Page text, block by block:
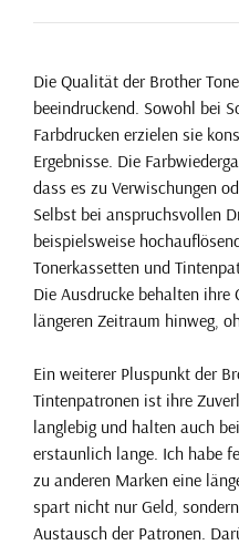
Die Qualität der Brother
beeindruckend. Sowohl bei
Farbdrucken erzielen sie
Ergebnisse. Die
dass es zu Verwischungen
Selbst bei anspruchsvollen
beispielsweise
Tonerkassetten und
Die Ausdrucke behalten
längeren Zeitraum hinweg,
Ein weiterer Pluspunkt der
Tintenpatronen ist ihre
langlebig und halten auch
erstaunlich lange. Ich habe
zu anderen Marken eine
spart nicht nur Geld,
Austausch der Patronen.